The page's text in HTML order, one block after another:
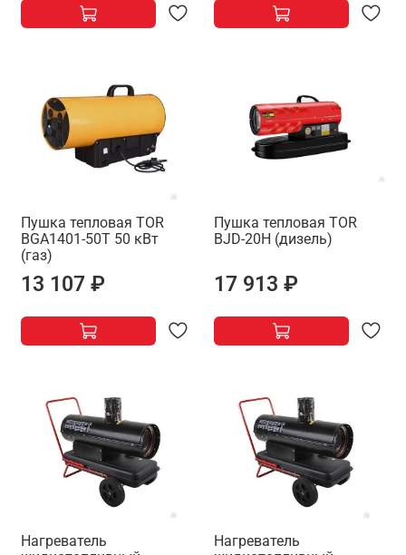
Пушка тепловая TOR
BGA1401-50T 50 кВт
(газ)
13 107 ₽
Пушка тепловая TOR
BJD-20H (дизель)
17 913 ₽
Нагреватель
Нагреватель